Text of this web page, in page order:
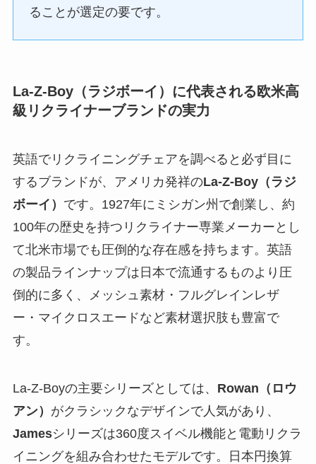
ることが選定の要です。
La-Z-Boy（ラジボーイ）に代表される欧米高
級リクライナーブランドの実力
英語でリクライニングチェアを調べると必ず目に
するブランドが、アメリカ発祥のLa-Z-Boy（ラジ
ボーイ） です。1927年にミシガン州で創業し、約
100年の歴史を持つリクライナー専業メーカーとし
て北米市場でも圧倒的な存在感を持ちます。英語
の製品ラインナップは日本で流通するものより圧
倒的に多く、メッシュ素材・フルグレインレザ
ー・マイクロスエードなど素材選択肢も豊富で
す。
La-Z-Boyの主要シリーズとしては、 Rowan（ロウ
アン） がクラシックなデザインで人気があり、
Jamesシリーズは360度スイベル機能と電動リクラ
イニングを組み合わせたモデルです。日本円換算